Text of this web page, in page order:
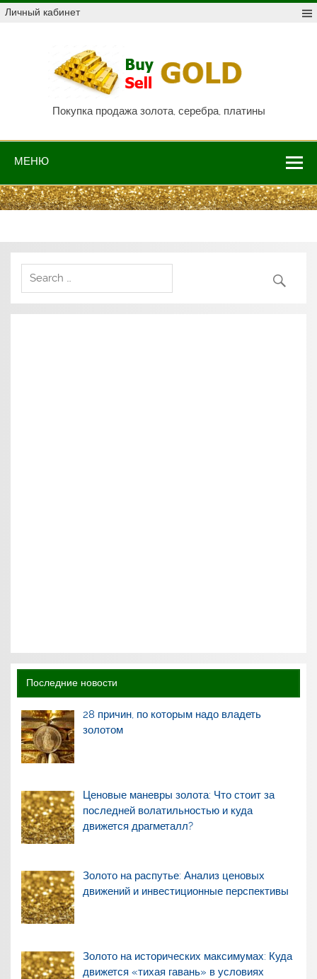
Skip
toЛичный кабинет
Покупка продажа золота, серебра, платины
МЕНЮ
Последние новости
28 причин, по которым надо владеть
золотом
Ценовые маневры золота: Что стоит за
последней волатильностью и куда
движется драгметалл?
Золото на распутье: Анализ ценовых
движений и инвестиционные перспективы
Золото на исторических максимумах: Куда
движется «тихая гавань» в условиях